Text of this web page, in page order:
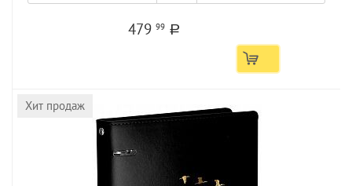
47999 a
Хит продаж